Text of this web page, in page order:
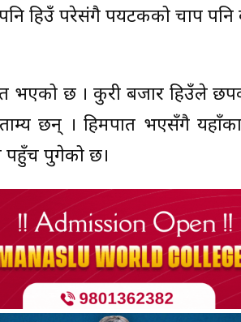
हिउँ परेसंगै पर्यटकको चाप
भएको छ । कुरी बजार हिउँले
छन् । हिमपात भएसँगै यहाँका
पहुँच पुगेको छ।